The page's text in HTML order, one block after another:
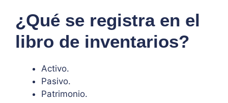
¿Qué se registra en el
libro de inventarios?
Activo.
Pasivo.
Patrimonio.